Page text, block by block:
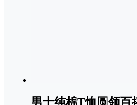
男士纯棉T恤圆领百